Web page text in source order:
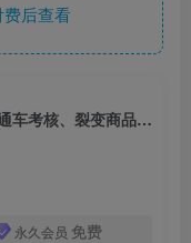
后查看
拼多多擎天柱玩法，从起链接逻辑、直通车考核、裂变商品等实操维度，教你快速起店且稳定获流（更新2026年3月）
永久会员 免费